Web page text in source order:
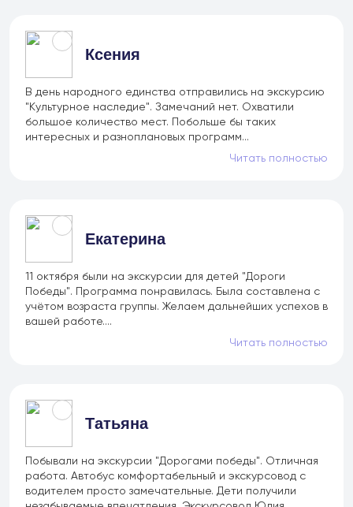
Ксения
В день народного единства отправились на экскурсию
"Культурное наследие". Замечаний нет. Охватили
большое количество мест. Побольше бы таких
интересных и разноплановых программ...
Читать полностью
Екатерина
11 октября были на экскурсии для детей "Дороги
Победы". Программа понравилась. Была составлена с
учётом возраста группы. Желаем дальнейших успехов в
вашей работе....
Читать полностью
Татьяна
Побывали на экскурсии "Дорогами победы". Отличная
работа. Автобус комфортабельный и экскурсовод с
водителем просто замечательные. Дети получили